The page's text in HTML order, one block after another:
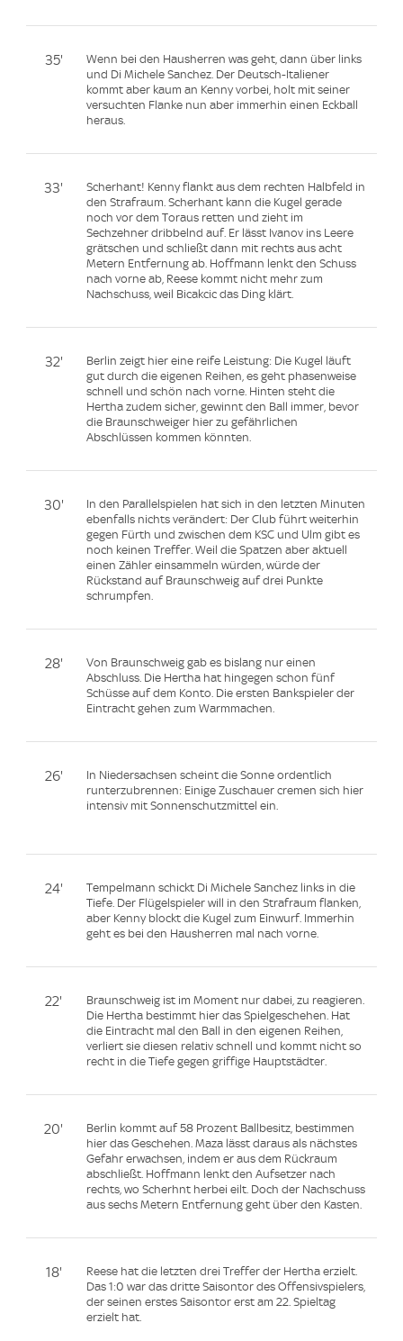
35'
Wenn bei den Hausherren was geht, dann über links
und Di Michele Sanchez. Der Deutsch-Italiener
kommt aber kaum an Kenny vorbei, holt mit seiner
versuchten Flanke nun aber immerhin einen Eckball
heraus.
33'
Scherhant! Kenny flankt aus dem rechten Halbfeld in
den Strafraum. Scherhant kann die Kugel gerade
noch vor dem Toraus retten und zieht im
Sechzehner dribbelnd auf. Er lässt Ivanov ins Leere
grätschen und schließt dann mit rechts aus acht
Metern Entfernung ab. Hoffmann lenkt den Schuss
nach vorne ab, Reese kommt nicht mehr zum
Nachschuss, weil Bicakcic das Ding klärt.
32'
Berlin zeigt hier eine reife Leistung: Die Kugel läuft
gut durch die eigenen Reihen, es geht phasenweise
schnell und schön nach vorne. Hinten steht die
Hertha zudem sicher, gewinnt den Ball immer, bevor
die Braunschweiger hier zu gefährlichen
Abschlüssen kommen könnten.
30'
In den Parallelspielen hat sich in den letzten Minuten
ebenfalls nichts verändert: Der Club führt weiterhin
gegen Fürth und zwischen dem KSC und Ulm gibt es
noch keinen Treffer. Weil die Spatzen aber aktuell
einen Zähler einsammeln würden, würde der
Rückstand auf Braunschweig auf drei Punkte
schrumpfen.
28'
Von Braunschweig gab es bislang nur einen
Abschluss. Die Hertha hat hingegen schon fünf
Schüsse auf dem Konto. Die ersten Bankspieler der
Eintracht gehen zum Warmmachen.
26'
In Niedersachsen scheint die Sonne ordentlich
runterzubrennen: Einige Zuschauer cremen sich hier
intensiv mit Sonnenschutzmittel ein.
24'
Tempelmann schickt Di Michele Sanchez links in die
Tiefe. Der Flügelspieler will in den Strafraum flanken,
aber Kenny blockt die Kugel zum Einwurf. Immerhin
geht es bei den Hausherren mal nach vorne.
22'
Braunschweig ist im Moment nur dabei, zu reagieren.
Die Hertha bestimmt hier das Spielgeschehen. Hat
die Eintracht mal den Ball in den eigenen Reihen,
verliert sie diesen relativ schnell und kommt nicht so
recht in die Tiefe gegen griffige Hauptstädter.
20'
Berlin kommt auf 58 Prozent Ballbesitz, bestimmen
hier das Geschehen. Maza lässt daraus als nächstes
Gefahr erwachsen, indem er aus dem Rückraum
abschließt. Hoffmann lenkt den Aufsetzer nach
rechts, wo Scherhnt herbei eilt. Doch der Nachschuss
aus sechs Metern Entfernung geht über den Kasten.
18'
Reese hat die letzten drei Treffer der Hertha erzielt.
Das 1:0 war das dritte Saisontor des Offensivspielers,
der seinen erstes Saisontor erst am 22. Spieltag
erzielt hat.